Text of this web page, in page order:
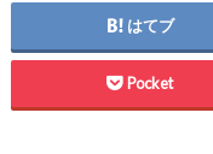
はてブ
Pocket